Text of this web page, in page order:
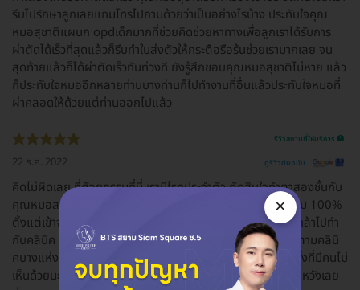
รีบไปรักษาลูกเลยแถมโทรไปถามด้วยว่าเป็นอย่างไรบ้าง ประทับใจคุณ
หมอสุชาติแผนก opdเด็กมากที่ช่วยคิดช่วยหาทางเพื่อลูกเราได้รับการ
ผ่าตัดได้เร็วที่สุดแล้วก็รีบทำใบส่งตัวให้กระตือรือร้นช่วยเรามากเลย จน
สุดท้ายแล้วก็ได้ผ่าตัดเร็วทันท่วงที ยังรู้สึกขอบคุณหมอสุชาติไม่หาย แล้ว
ก็ประทับใจหมออีกหลายท่านบางท่านก็ไปทำงานที่อื่นแล้วประทับใจหมอที่
ผ่าคลอดให้ด้วยแต่ท่านออกไปแล้ว
รีวิวสถานที่ให้บริการ 🏥
22 ธ.ค. 2022 ดูรีวิวต้นฉบับ
คิดไม่ผิดเลย ที่ศัลยกรรมที่นี่ เรามีโรคประจำตัว ตัดสินใจทำตาสองชั้นกับ
คุณหมอสานิจ รอนานหน่อยตอนรอผ่าตัด แต่ดูแลดีจริง ดีเยี่ยม 100%
ตั้งแต่เข้าจนออก ไม่มีเหวี่ยง วีนใส่เลย คุณภาพดีเยี่ยม ( เราไม่กล้าไปทำ
กับคลินิค เราไว้ใจที่นี่ เพราะแพทย์จบศัลยกรรมโดยตรง แพทย์ตามคลินิ
คบางแห่งที่มีคนแนะนำให้เราทำ จบทั่วไป เราจึงตัดสินใจทำที่นี่ ทั้งที่มีคนไม่
เห็นด้วยนะ แต่เราเชื่อใจยันฮีค่ะ ) ชอบมากๆ คิดไม่ผิด และไม่ผิดหวังเลย
×